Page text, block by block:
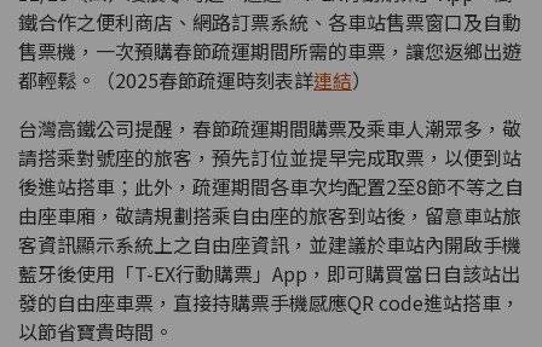
鐵合作之便利商店、網路訂票系統、各車站售票窗口及自動
售票機，一次預購春節疏運期間所需的車票，讓您返鄉出遊
都輕鬆。（2025春節疏運時刻表詳連結）
台灣高鐵公司提醒，春節疏運期間購票及乘車人潮眾多，敬
請搭乘對號座的旅客，預先訂位並提早完成取票，以便到站
後進站搭車；此外，疏運期間各車次均配置2至8節不等之自
由座車廂，敬請規劃搭乘自由座的旅客到站後，留意車站旅
客資訊顯示系統上之自由座資訊，並建議於車站內開啟手機
藍牙後使用「T-EX行動購票」App，即可購買當日自該站出
發的自由座車票，直接持購票手機感應QR code進站搭車，
以節省寶貴時間。